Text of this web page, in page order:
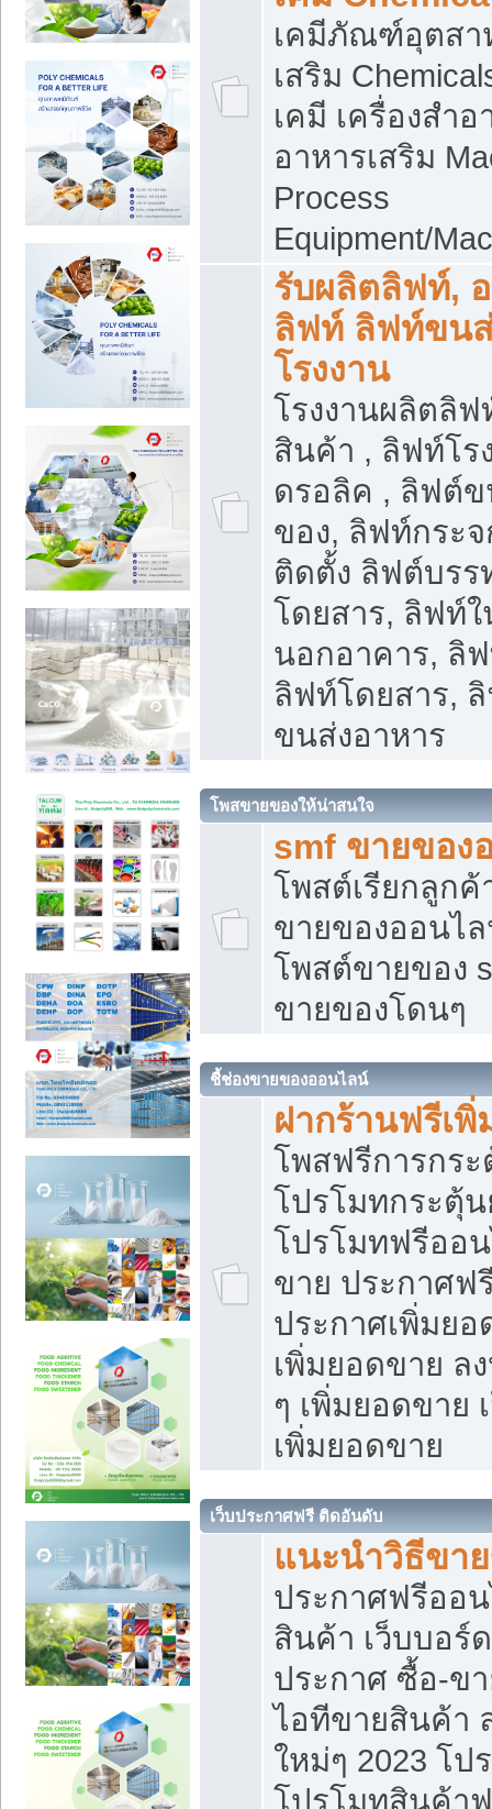
เคมีภัณฑ์อุตสา
เสริม
เคมี เครื่องสำ
อาหารเสริม
Process
Equipment/
รับผลิตลิฟท์,
ลิฟท์ ลิฟท์ขน
โรงงาน
โรงงานผลิตลิ
สินค้า , ลิฟท์โร
ดรอลิค , ลิฟต์
ของ, ลิฟท์กระ
ติดตั้ง ลิฟต์บร
โดยสาร, ลิฟท์
นอกอาคาร, ลิ
ลิฟท์โดยสาร,
ขนส่งอาหาร
โพสขายของให้น่าสนใจ
smf ขายของ
โพสต์เรียกลูกค้
ขายของออนไ
โพสต์ขายของ
ขายของโดนๆ
ชี้ช่องขายของออนไลน์
ฝากร้านฟรีเ
โพสฟรีการกร
โปรโมทกระตุ้
โปรโมทฟรีออ
ขาย ประกาศฟ
ประกาศเพิ่มย
เพิ่มยอดขาย ล
ๆ เพิ่มยอดขาย
เพิ่มยอดขาย
เว็บประกาศฟรี ติดอันดับ
แนะนำวิธีขา
ประกาศฟรีออ
สินค้า เว็บบอร์
ประกาศ ซื้อ-ข
ไอทีขายสินค้า
ใหม่ๆ 2023 โป
โปรโมทสินค้า